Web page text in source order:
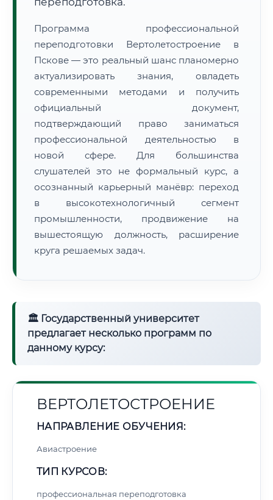
🔍Нажмите на документ для увеличения и просмотра
Программа профессиональной
переподготовки Вертолетостроение в
Пскове — это реальный шанс планомерно
актуализировать знания, овладеть
современными методами и получить
официальный документ,
подтверждающий право заниматься
профессиональной деятельностью в
новой сфере. Для большинства
слушателей это не формальный курс, а
осознанный карьерный манёвр: переход
в высокотехнологичный сегмент
промышленности, продвижение на
вышестоящую должность, расширение
круга решаемых задач.
🏛 Государственный университет
предлагает несколько программ по
данному курсу:
ВЕРТОЛЕТОСТРОЕНИЕ
НАПРАВЛЕНИЕ ОБУЧЕНИЯ:
Авиастроение
ТИП КУРСОВ:
профессиональная переподготовка